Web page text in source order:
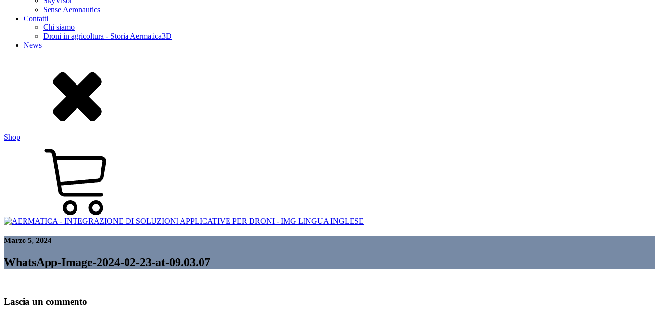
Sense Aeronautics
Contatti
Chi siamo
Droni in agricoltura - Storia Aermatica3D
News
Shop
Marzo 5, 2024
WhatsApp-Image-2024-02-23-at-09.03.07
Lascia un commento